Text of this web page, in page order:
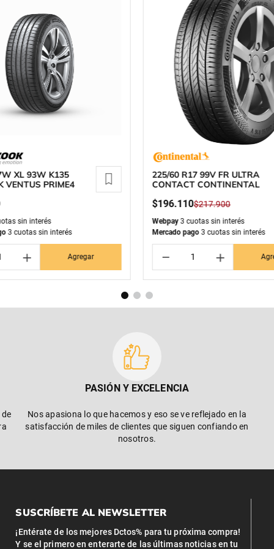
XL 93W K135
VENTUS PRIME4
sin interés
3 cuotas sin interés
＋ Agregar
225/60 R17 99V FR ULTRA
CONTACT CONTINENTAL
$196.110$217.900
Webpay3 cuotas sin interés
Mercado pago3 cuotas sin interés
＋
－
PASIÓN Y EXCELENCIA
Nos apasiona lo que hacemos y eso se ve reflejado en la
satisfacción de miles de clientes que siguen confiando en
nosotros.
SUSCRÍBETE AL NEWSLETTER
¡Entérate de los mejores Dctos% para tu próxima compra!
Y se el primero en enterarte de las últimas noticias en tu